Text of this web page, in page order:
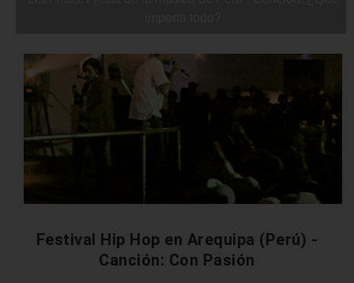
Festival Hip Hop en Arequipa (Perú) -
Canción: Con Pasión